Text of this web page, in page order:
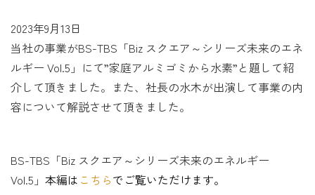
2023年9月13日
当社の事業がBS-TBS「Biz スクエア～シリーズ未来のエネ
ルギー Vol.5」にて”家庭アルミゴミから水素”と題して紹
介して頂きました。また、社長の水木が出演して事業の内
容について解説させて頂きました。
BS-TBS「Biz スクエア～シリーズ未来のエネルギー
Vol.5」 本編は こちらでご覧いただけます。